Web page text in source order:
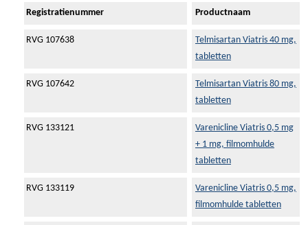
Registratienummer Productnaam
RVG 107638
Telmisartan Viatris 40 mg,
tabletten
RVG 107642
Telmisartan Viatris 80 mg,
tabletten
RVG 133121
Varenicline Viatris 0,5 mg
+ 1 mg, filmomhulde
tabletten
RVG 133119
Varenicline Viatris 0,5 mg,
filmomhulde tabletten